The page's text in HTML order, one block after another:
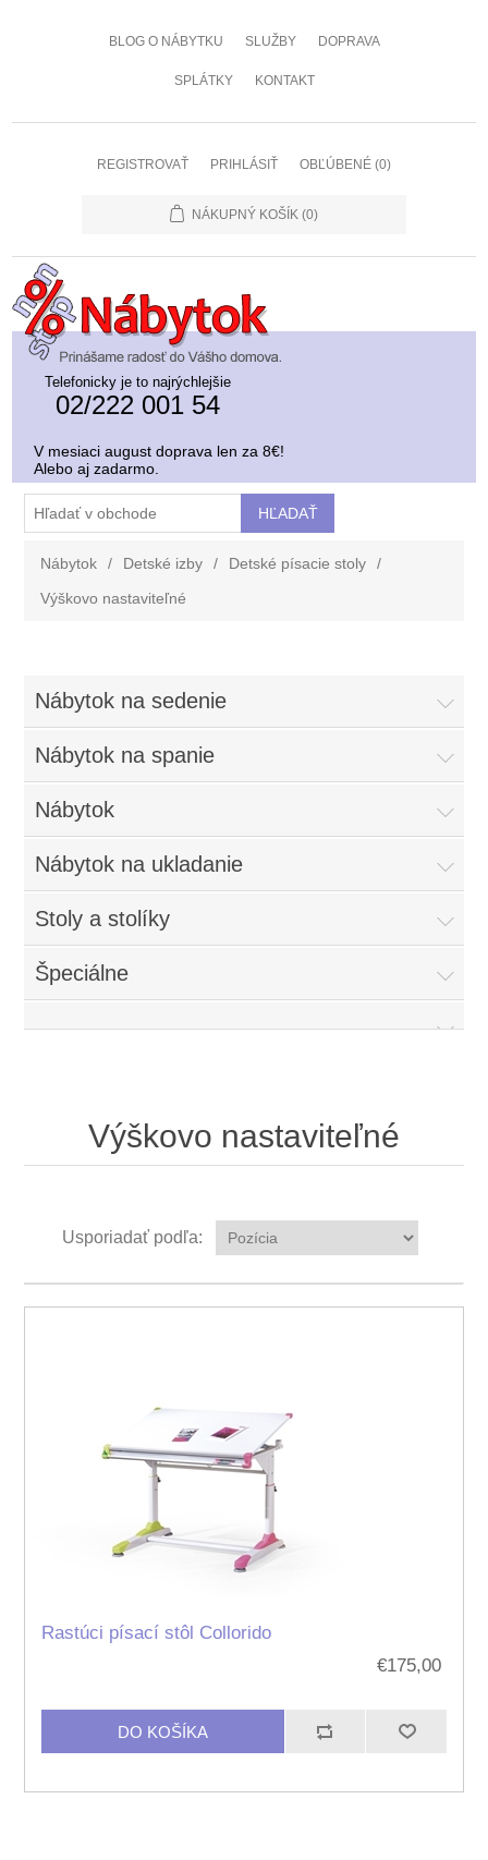
BLOG O NÁBYTKU SLUŽBY DOPRAVA
SPLÁTKY KONTAKT
REGISTROVAŤ PRIHLÁSIŤ OBĽÚBENÉ (0)
NÁKUPNÝ KOŠÍK (0)
Telefonicky je to najrýchlejšie
02/222 001 54
V mesiaci august doprava len za 8€!
Alebo aj zadarmo.
Nábytok / Detské izby / Detské písacie stoly
/
Výškovo nastaviteľné
Nábytok na sedenie
Nábytok na spanie
Nábytok
Nábytok na ukladanie
Stoly a stolíky
Špeciálne
Výškovo nastaviteľné
Usporiadať podľa:
Rastúci písací stôl Collorido
€175,00